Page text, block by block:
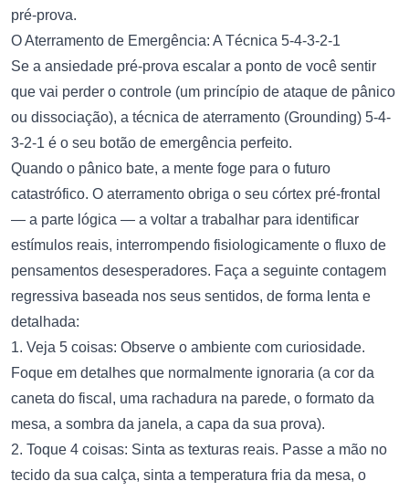
pré-prova.
O Aterramento de Emergência: A Técnica 5-4-3-2-1
Se a ansiedade pré-prova escalar a ponto de você sentir
que vai perder o controle (um princípio de ataque de pânico
ou dissociação), a técnica de aterramento (Grounding) 5-4-
3-2-1 é o seu botão de emergência perfeito.
Quando o pânico bate, a mente foge para o futuro
catastrófico. O aterramento obriga o seu córtex pré-frontal
— a parte lógica — a voltar a trabalhar para identificar
estímulos reais, interrompendo fisiologicamente o fluxo de
pensamentos desesperadores. Faça a seguinte contagem
regressiva baseada nos seus sentidos, de forma lenta e
detalhada:
1. Veja 5 coisas: Observe o ambiente com curiosidade.
Foque em detalhes que normalmente ignoraria (a cor da
caneta do fiscal, uma rachadura na parede, o formato da
mesa, a sombra da janela, a capa da sua prova).
2. Toque 4 coisas: Sinta as texturas reais. Passe a mão no
tecido da sua calça, sinta a temperatura fria da mesa, o